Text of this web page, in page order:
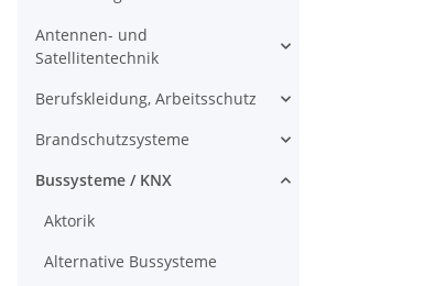
Antennen- und
Satellitentechnik
Berufskleidung, Arbeitsschutz
Brandschutzsysteme
Bussysteme / KNX
Aktorik
Alternative Bussysteme